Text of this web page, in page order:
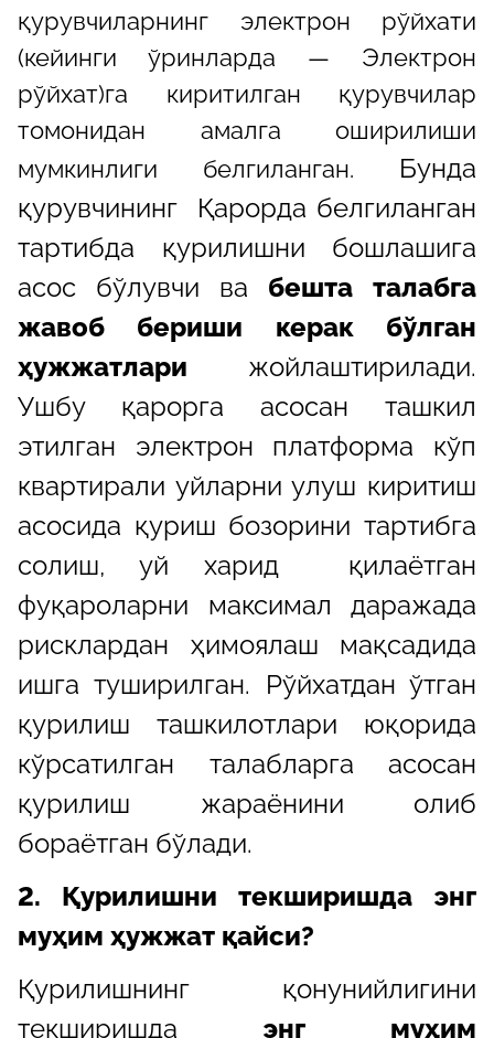
қурувчиларнинг электрон рўйхати
(кейинги ўринларда — Электрон
рўйхат)га киритилган қурувчилар
томонидан амалга оширилиши
мумкинлиги белгиланган.
Бунда
қурувчининг Қарорда белгиланган
тартибда қурилишни бошлашига
асос бўлувчи ва бешта талабга
жавоб бериши керак бўлган
ҳужжатлари жойлаштирилади.
Ушбу қарорга асосан ташкил
этилган электрон платформа кўп
квартирали уйларни улуш киритиш
асосида қуриш бозорини тартибга
солиш, уй харид қилаётган
фуқароларни максимал даражада
рисклардан ҳимоялаш мақсадида
ишга туширилган. Рўйхатдан ўтган
қурилиш ташкилотлари юқорида
кўрсатилган талабларга асосан
қурилиш жараёнини олиб
бораётган бўлади.
2. Қурилишни текширишда энг
муҳим ҳужжат қайси?
Қурилишнинг қонунийлигини
текширишда энг муҳим